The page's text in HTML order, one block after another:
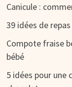
Canicule :
39 idées de
Compote fraise
bébé
5 idées pour une